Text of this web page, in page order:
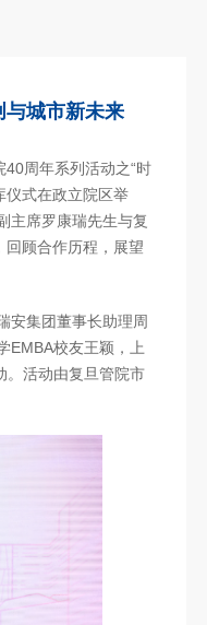
与城市新未来
周年系列活动之“时
式在政立院区举
主席罗康瑞先生与复
回顾合作历程，展望
安集团董事长助理周
EMBA校友王颖，上
。活动由复旦管院市